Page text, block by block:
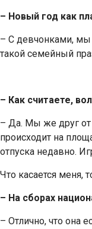
– Новый год как
– С девчонками, мы
такой семейный
– Как считаете,
– Да. Мы же друг от
происходит на
отпуска недавно.
Что касается меня,
– На сборах
– Отлично, что она